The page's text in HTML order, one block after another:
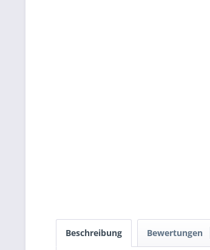
Beschreibung Bewertungen